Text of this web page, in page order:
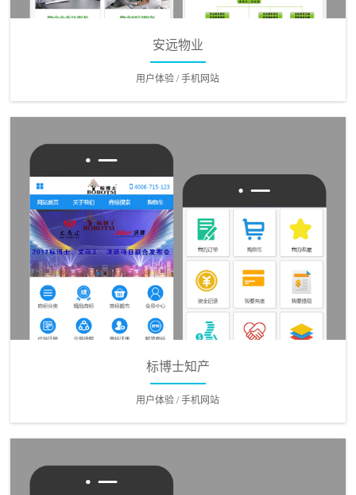
安远物业
用户体验 / 手机网站
标博士知产
用户体验 / 手机网站